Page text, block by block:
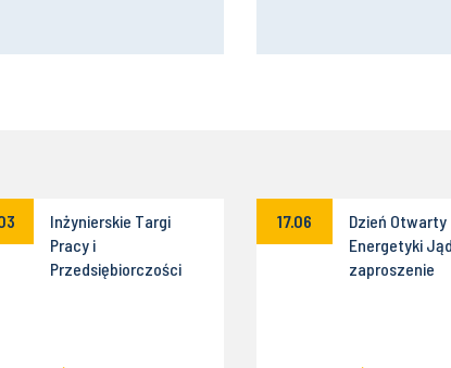
Inżynierskie Targi
Pracy i
Przedsiębiorczości
17.06
Dzień Otwarty
Energetyki
zaproszenie